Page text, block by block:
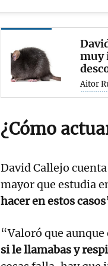
muy
Aitor
¿Cómo
David Callejo
mayor que estudia
hacer en estos casos
“Valoró que
si le llamabas y